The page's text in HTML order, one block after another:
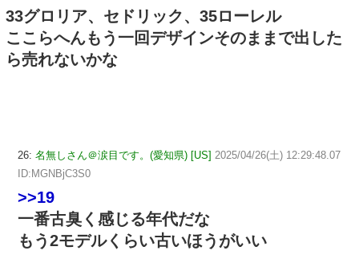
33グロリア、セドリック、35ローレル
ここらへんもう一回デザインそのままで出した
ら売れないかな
26: 名無しさん＠涙目です。(愛知県) [US] 2025/04/26(土) 12:29:48.07
ID:MGNBjC3S0
>>19
一番古臭く感じる年代だな
もう2モデルくらい古いほうがいい